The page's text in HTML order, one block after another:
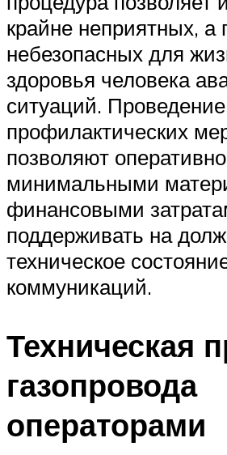
крайне неприятных, а
небезопасных для
здоровья человека
ситуаций. Проведение
профилактических
позволяют
минимальными
финансовыми
поддерживать на
техническое
коммуникаций.
Техническая
газопровода
операторами